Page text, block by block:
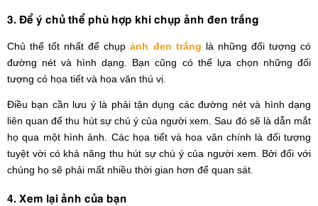
3. Để ý chủ thể phù hợp khi chụp ảnh đen trắng
Chủ thể tốt nhất để chụpảnh đen trắng là những đối tượng có
đường nét và hình dạng. Bạn cũng có thể lựa chọn những đối
tượng có họa tiết và hoa văn thú vị.
Điều bạn cần lưu ý là phải tận dụng các đường nét và hình dạng
liên quan để thu hút sự chú ý của người xem. Sau đó sẽ là dẫn mắt
họ qua một hình ảnh. Các họa tiết và hoa văn chính là đối tượng
tuyệt vời có khả năng thu hút sự chú ý của người xem. Bởi đối với
chúng họ sẽ phải mất nhiều thời gian hơn để quan sát.
4. Xem lại ảnh của bạn